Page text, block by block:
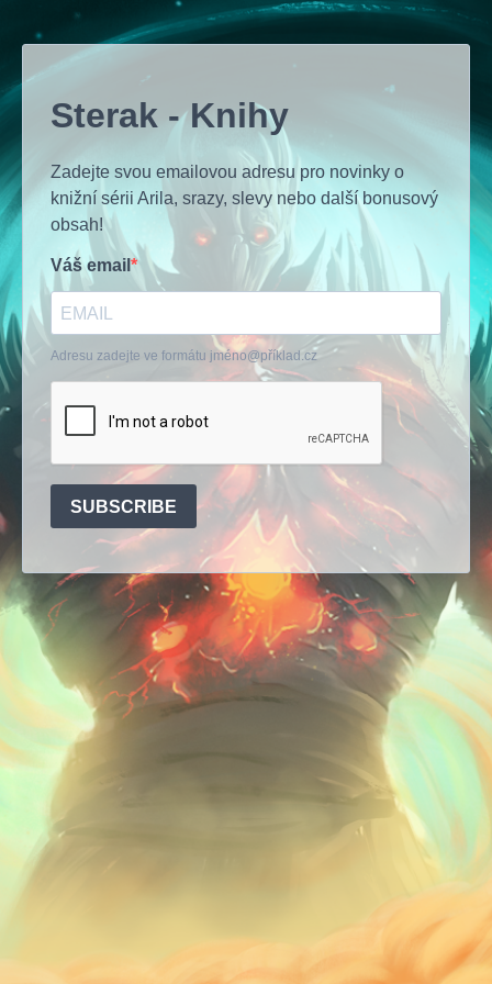
Sterak - Knihy
Zadejte svou emailovou adresu pro novinky o
knižní sérii Arila, srazy, slevy nebo další bonusový
obsah!
Váš email
Adresu zadejte ve formátu jméno@příklad.cz
SUBSCRIBE